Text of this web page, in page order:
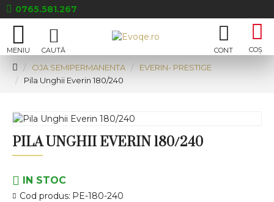
0765.581.267
OJA SEMIPERMANENTA
EVERIN- PRESTIGE
Pila Unghii Everin 180/240
PILA UNGHII EVERIN 180/240
IN STOC
Cod produs: PE-180-240